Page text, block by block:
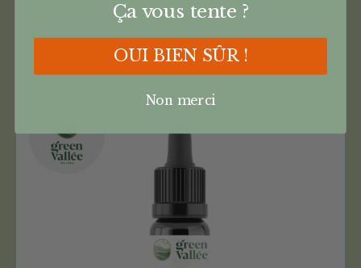
Ça vous tente ?
OUI BIEN SÛR !
Non merci